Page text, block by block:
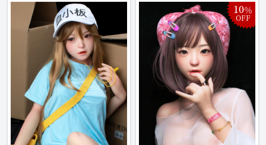
10％
OFF